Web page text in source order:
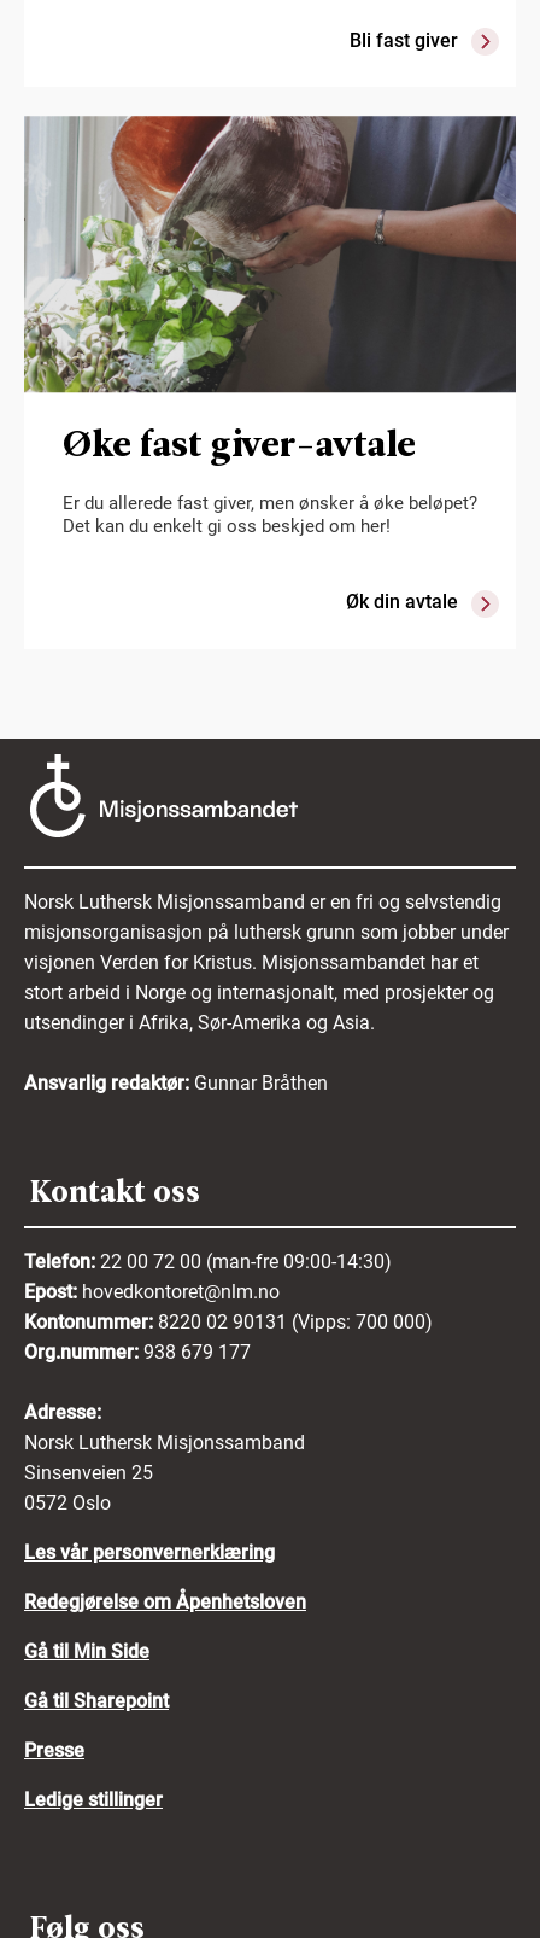
Bli fast giver
Øke fast giver-avtale
Er du allerede fast giver, men ønsker å øke beløpet?
Det kan du enkelt gi oss beskjed om her!
Øk din avtale
Norsk Luthersk Misjonssamband er en fri og selvstendig
misjonsorganisasjon på luthersk grunn som jobber under
visjonen Verden for Kristus. Misjonssambandet har et
stort arbeid i Norge og internasjonalt, med prosjekter og
utsendinger i Afrika, Sør-Amerika og Asia.
Ansvarlig redaktør: Gunnar Bråthen
Kontakt oss
Telefon: 22 00 72 00 (man-fre 09:00-14:30)
Epost: hovedkontoret@nlm.no
Kontonummer: 8220 02 90131 (Vipps: 700 000)
Org.nummer: 938 679 177
Adresse:
Norsk Luthersk Misjonssamband
Sinsenveien 25
0572 Oslo
Les vår personvernerklæring
Redegjørelse om Åpenhetsloven
Gå til Min Side
Gå til Sharepoint
Presse
Ledige stillinger
Følg oss